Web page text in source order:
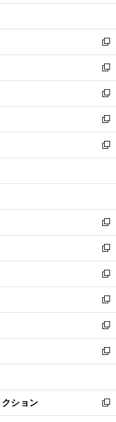
開
ウ
開
く
ン
ウ
で
開
く
ウ
ン
ド
ウ
で
開
く
し
ウ
ィ
ン
ド
ウ
で
開
く
新
し
い
ウ
ィ
ン
ド
ウ
で
開
新
し
い
ウ
ィ
ン
ド
ウ
開
新
し
い
ウ
ィ
ン
ウ
開
く
新
し
い
ウ
ン
ウ
で
開
く
新
し
ウ
ン
ド
ウ
で
開
く
新
し
い
ウ
ィ
ン
ド
ウ
で
開
く
新
し
い
ウ
ィ
ン
ド
ウ
で
開
新
し
い
ウ
ィ
ン
ド
ウ
開
く
新
し
い
ウ
ィ
ン
ウ
で
開
新
し
い
ウ
ン
ド
ウ
新
し
ウ
ィ
ン
ション
新
し